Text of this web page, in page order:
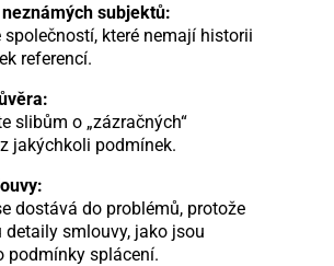
subjektů:
společností, které nemají historii
referencí.
slibům o „zázračných“
jakýchkoli podmínek.
dostává do problémů, protože
detaily smlouvy, jako jsou
podmínky splácení.